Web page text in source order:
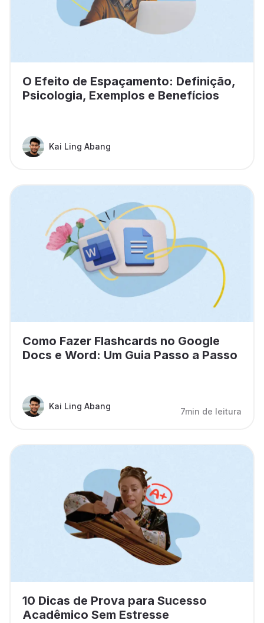
O Efeito de Espaçamento: Definição,
Psicologia, Exemplos e Benefícios
Kai Ling Abang
Como Fazer Flashcards no Google
Docs e Word: Um Guia Passo a Passo
Kai Ling Abang
7min de leitura
10 Dicas de Prova para Sucesso
Acadêmico Sem Estresse